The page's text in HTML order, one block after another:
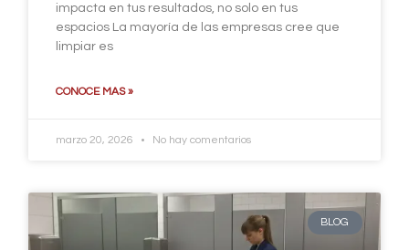
impacta en tus resultados, no solo en tus
espacios La mayoría de las empresas cree que
limpiar es
CONOCE MAS »
marzo 20, 2026 No hay comentarios
BLOG